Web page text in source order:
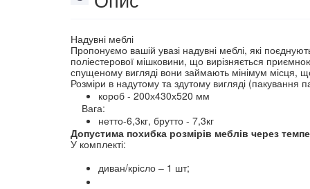
Надувні меблі
Пропонуємо вашій увазі надувні меблі, які
поліестерової мішковини, що вирізняється
спущеному вигляді вони займають мінімум місця,
Розміри в надутому та здутому вигляді (пакування
короб - 200х430х520 мм
    Вага:
нетто-6,3кг, брутто - 7,3кг
Допустима похибка розмірів меблів через
У комплекті:
диван/крісло – 1 шт;